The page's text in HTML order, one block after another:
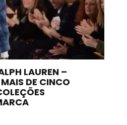
LAUREN –
DE CINCO